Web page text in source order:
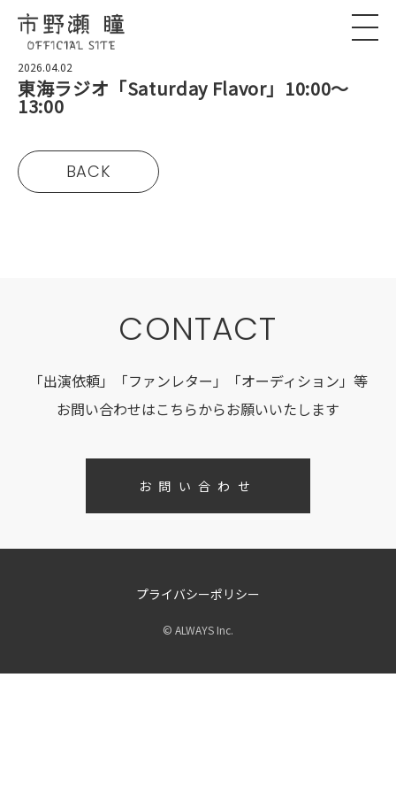
2026.04.02
東海ラジオ「Saturday Flavor」10:00〜
13:00
BACK
CONTACT
「出演依頼」「ファンレター」「オーディション」等
お問い合わせはこちらからお願いいたします
お問い合わせ
プライバシーポリシー
© ALWAYS Inc.